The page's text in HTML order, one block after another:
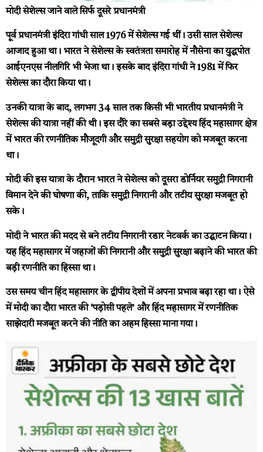
मोदी सेशेल्स जाने वाले सिर्फ दूसरे प्रधानमंत्री
पूर्व प्रधानमंत्री इंदिरा गांधी साल 1976 में सेशेल्स गई थीं। उसी साल सेशेल्स
आजाद हुआ था। भारत ने सेशेल्स के स्वतंत्रता समारोह में नौसेना का युद्धपोत
आईएनएस नीलगिरि भी भेजा था। इसके बाद इंदिरा गांधी ने 1981 में फिर
सेशेल्स का दौरा किया था।
उनकी यात्रा के बाद, लगभग 34 साल तक किसी भी भारतीय प्रधानमंत्री ने
सेशेल्स की यात्रा नहीं की थी। इस दौरे का सबसे बड़ा उद्देश्य हिंद महासागर क्षेत्र
में भारत की रणनीतिक मौजूदगी और समुद्री सुरक्षा सहयोग को मजबूत करना
था।
मोदी की इस यात्रा के दौरान भारत ने सेशेल्स को दूसरा डोर्नियर समुद्री निगरानी
विमान देने की घोषणा की, ताकि समुद्री निगरानी और तटीय सुरक्षा मजबूत हो
सके।
मोदी ने भारत की मदद से बने तटीय निगरानी रडार नेटवर्क का उद्घाटन किया।
यह हिंद महासागर में जहाजों की निगरानी और समुद्री सुरक्षा बढ़ाने की भारत की
बड़ी रणनीति का हिस्सा था।
उस समय चीन हिंद महासागर के द्वीपीय देशों में अपना प्रभाव बढ़ा रहा था। ऐसे
में मोदी का दौरा भारत की ‘पड़ोसी पहले’ और हिंद महासागर में रणनीतिक
साझेदारी मजबूत करने की नीति का अहम हिस्सा माना गया।